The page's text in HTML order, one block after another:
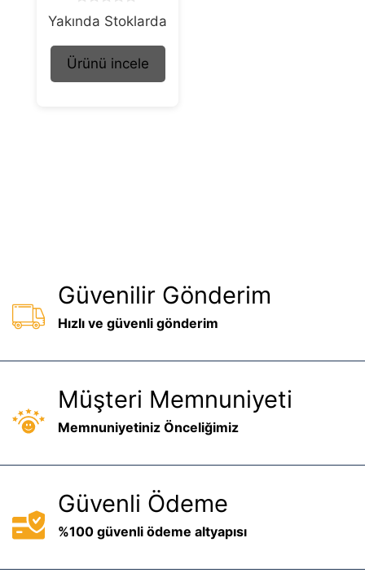
o
t
o
f
Yakında Stoklarda
Ürünü incele
Güvenilir Gönderim
Hızlı ve güvenli gönderim
Müşteri Memnuniyeti
Memnuniyetiniz Önceliğimiz
Güvenli Ödeme
%100 güvenli ödeme altyapısı